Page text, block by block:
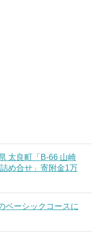
太良町「B-66 山崎
め合せ」寄附金1万
ベーシックコースに